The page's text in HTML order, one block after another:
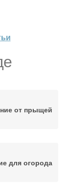
от прыщей
для огорода